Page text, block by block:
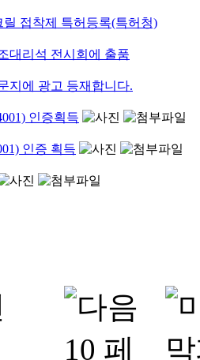
릴 접착제 특허등록(특허청)
대리석 전시회에 출품
지에 광고 등재합니다.
인증획득
인증 획득